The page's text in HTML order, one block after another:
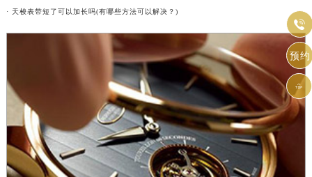
· 天梭表带短了可以加长吗(有哪些方法可以解决？)

预约
